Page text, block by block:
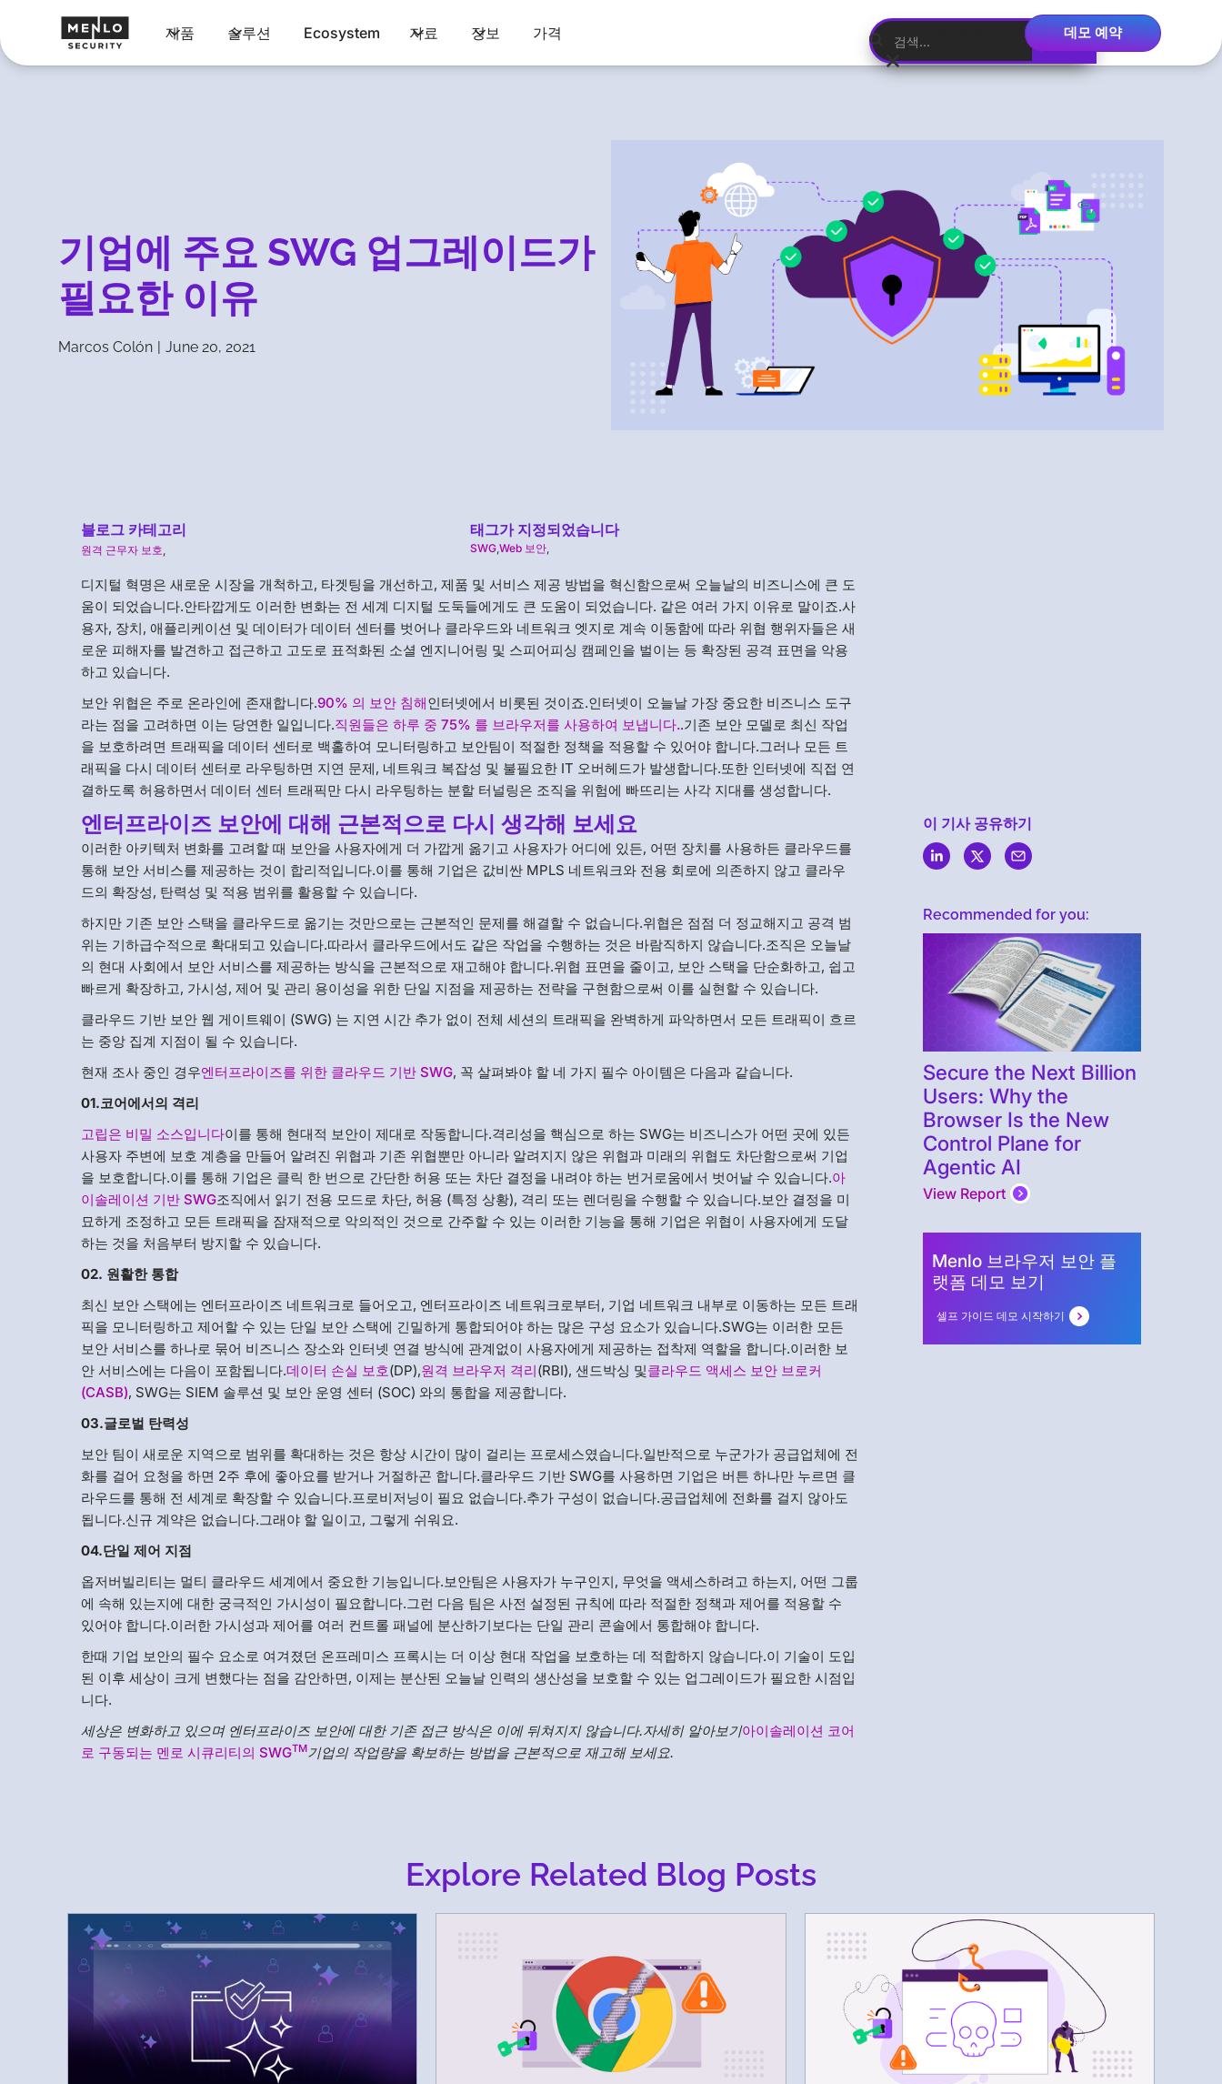
제품 솔루션 Ecosystem 자료 정보 가격 데모 예약
기업에 주요 SWG 업그레이드가
필요한 이유
Marcos Colón | June 20, 2021
블로그 카테고리
원격 근무자 보호
태그가 지정되었습니다
SWG, Web 보안,
디지털 혁명은 새로운 시장을 개척하고, 타겟팅을 개선하고, 제품 및 서비스 제공 방법을 혁신함으로써 오늘날의 비즈니스에 큰 도
움이 되었습니다.안타깝게도 이러한 변화는 전 세계 디지털 도둑들에게도 큰 도움이 되었습니다. 같은 여러 가지 이유로 말이죠.사
용자, 장치, 애플리케이션 및 데이터가 데이터 센터를 벗어나 클라우드와 네트워크 엣지로 계속 이동함에 따라 위협 행위자들은 새
로운 피해자를 발견하고 접근하고 고도로 표적화된 소셜 엔지니어링 및 스피어피싱 캠페인을 벌이는 등 확장된 공격 표면을 악용
하고 있습니다.
보안 위협은 주로 온라인에 존재합니다.90% 의 보안 침해인터넷에서 비롯된 것이죠.인터넷이 오늘날 가장 중요한 비즈니스 도구
라는 점을 고려하면 이는 당연한 일입니다.직원들은 하루 중 75% 를 브라우저를 사용하여 보냅니다..기존 보안 모델로 최신 작업
을 보호하려면 트래픽을 데이터 센터로 백홀하여 모니터링하고 보안팀이 적절한 정책을 적용할 수 있어야 합니다.그러나 모든 트
래픽을 다시 데이터 센터로 라우팅하면 지연 문제, 네트워크 복잡성 및 불필요한 IT 오버헤드가 발생합니다.또한 인터넷에 직접 연
결하도록 허용하면서 데이터 센터 트래픽만 다시 라우팅하는 분할 터널링은 조직을 위험에 빠뜨리는 사각 지대를 생성합니다.
엔터프라이즈 보안에 대해 근본적으로 다시 생각해 보세요
이러한 아키텍처 변화를 고려할 때 보안을 사용자에게 더 가깝게 옮기고 사용자가 어디에 있든, 어떤 장치를 사용하든 클라우드를
통해 보안 서비스를 제공하는 것이 합리적입니다.이를 통해 기업은 값비싼 MPLS 네트워크와 전용 회로에 의존하지 않고 클라우
드의 확장성, 탄력성 및 적용 범위를 활용할 수 있습니다.
하지만 기존 보안 스택을 클라우드로 옮기는 것만으로는 근본적인 문제를 해결할 수 없습니다.위협은 점점 더 정교해지고 공격 범
위는 기하급수적으로 확대되고 있습니다.따라서 클라우드에서도 같은 작업을 수행하는 것은 바람직하지 않습니다.조직은 오늘날
의 현대 사회에서 보안 서비스를 제공하는 방식을 근본적으로 재고해야 합니다.위협 표면을 줄이고, 보안 스택을 단순화하고, 쉽고
빠르게 확장하고, 가시성, 제어 및 관리 용이성을 위한 단일 지점을 제공하는 전략을 구현함으로써 이를 실현할 수 있습니다.
클라우드 기반 보안 웹 게이트웨이 (SWG) 는 지연 시간 추가 없이 전체 세션의 트래픽을 완벽하게 파악하면서 모든 트래픽이 흐르
는 중앙 집계 지점이 될 수 있습니다.
현재 조사 중인 경우엔터프라이즈를 위한 클라우드 기반 SWG, 꼭 살펴봐야 할 네 가지 필수 아이템은 다음과 같습니다.
01.코어에서의 격리
고립은 비밀 소스입니다이를 통해 현대적 보안이 제대로 작동합니다.격리성을 핵심으로 하는 SWG는 비즈니스가 어떤 곳에 있든
사용자 주변에 보호 계층을 만들어 알려진 위협과 기존 위협뿐만 아니라 알려지지 않은 위협과 미래의 위협도 차단함으로써 기업
을 보호합니다.이를 통해 기업은 클릭 한 번으로 간단한 허용 또는 차단 결정을 내려야 하는 번거로움에서 벗어날 수 있습니다.아
이솔레이션 기반 SWG조직에서 읽기 전용 모드로 차단, 허용 (특정 상황), 격리 또는 렌더링을 수행할 수 있습니다.보안 결정을 미
묘하게 조정하고 모든 트래픽을 잠재적으로 악의적인 것으로 간주할 수 있는 이러한 기능을 통해 기업은 위협이 사용자에게 도달
하는 것을 처음부터 방지할 수 있습니다.
02. 원활한 통합
최신 보안 스택에는 엔터프라이즈 네트워크로 들어오고, 엔터프라이즈 네트워크로부터, 기업 네트워크 내부로 이동하는 모든 트래
픽을 모니터링하고 제어할 수 있는 단일 보안 스택에 긴밀하게 통합되어야 하는 많은 구성 요소가 있습니다.SWG는 이러한 모든
보안 서비스를 하나로 묶어 비즈니스 장소와 인터넷 연결 방식에 관계없이 사용자에게 제공하는 접착제 역할을 합니다.이러한 보
안 서비스에는 다음이 포함됩니다.데이터 손실 보호(DP),원격 브라우저 격리(RBI), 샌드박싱 및클라우드 액세스 보안 브로커
(CASB), SWG는 SIEM 솔루션 및 보안 운영 센터 (SOC) 와의 통합을 제공합니다.
03.글로벌 탄력성
보안 팀이 새로운 지역으로 범위를 확대하는 것은 항상 시간이 많이 걸리는 프로세스였습니다.일반적으로 누군가가 공급업체에 전
화를 걸어 요청을 하면 2주 후에 좋아요를 받거나 거절하곤 합니다.클라우드 기반 SWG를 사용하면 기업은 버튼 하나만 누르면 클
라우드를 통해 전 세계로 확장할 수 있습니다.프로비저닝이 필요 없습니다.추가 구성이 없습니다.공급업체에 전화를 걸지 않아도
됩니다.신규 계약은 없습니다.그래야 할 일이고, 그렇게 쉬워요.
04.단일 제어 지점
옵저버빌리티는 멀티 클라우드 세계에서 중요한 기능입니다.보안팀은 사용자가 누구인지, 무엇을 액세스하려고 하는지, 어떤 그룹
에 속해 있는지에 대한 궁극적인 가시성이 필요합니다.그런 다음 팀은 사전 설정된 규칙에 따라 적절한 정책과 제어를 적용할 수
있어야 합니다.이러한 가시성과 제어를 여러 컨트롤 패널에 분산하기보다는 단일 관리 콘솔에서 통합해야 합니다.
한때 기업 보안의 필수 요소로 여겨졌던 온프레미스 프록시는 더 이상 현대 작업을 보호하는 데 적합하지 않습니다.이 기술이 도입
된 이후 세상이 크게 변했다는 점을 감안하면, 이제는 분산된 오늘날 인력의 생산성을 보호할 수 있는 업그레이드가 필요한 시점입
니다.
세상은 변화하고 있으며 엔터프라이즈 보안에 대한 기존 접근 방식은 이에 뒤쳐지지 않습니다.자세히 알아보기아이솔레이션 코어
로 구동되는 멘로 시큐리티의 SWGTM기업의 작업량을 확보하는 방법을 근본적으로 재고해 보세요.
이 기사 공유하기
Recommended for you:
Secure the Next Billion
Users: Why the
Browser Is the New
Control Plane for
Agentic AI
View Report
Menlo 브라우저 보안 플
랫폼 데모 보기
셀프 가이드 데모 시작하기
Explore Related Blog Posts